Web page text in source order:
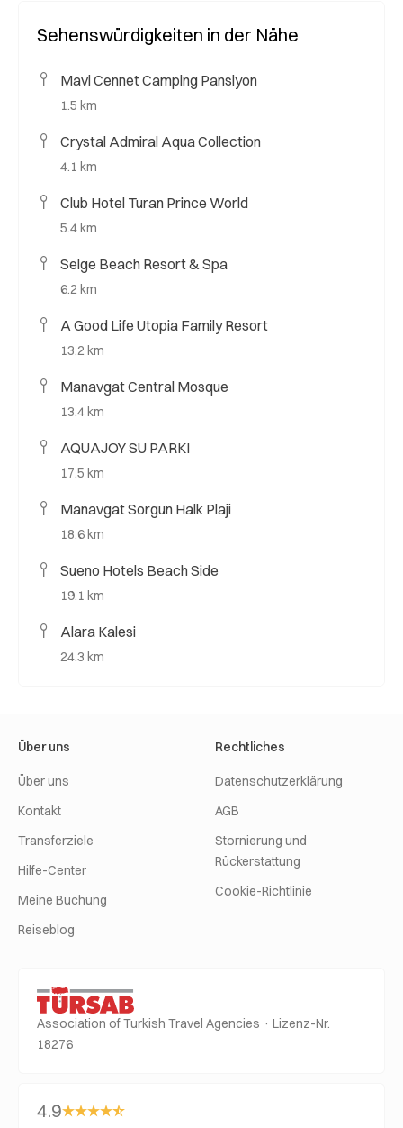
Sehenswürdigkeiten in der Nähe
Mavi Cennet Camping Pansiyon
1.5 km
Crystal Admiral Aqua Collection
4.1 km
Club Hotel Turan Prince World
5.4 km
Selge Beach Resort & Spa
6.2 km
A Good Life Utopia Family Resort
13.2 km
Manavgat Central Mosque
13.4 km
AQUAJOY SU PARKI
17.5 km
Manavgat Sorgun Halk Plaji
18.6 km
Sueno Hotels Beach Side
19.1 km
Alara Kalesi
24.3 km
Über uns
Über uns
Kontakt
Transferziele
Hilfe-Center
Meine Buchung
Reiseblog
Rechtliches
Datenschutzerklärung
AGB
Stornierung und
Rückerstattung
Cookie-Richtlinie
Association of Turkish Travel Agencies · Lizenz-Nr.
18276
4.9